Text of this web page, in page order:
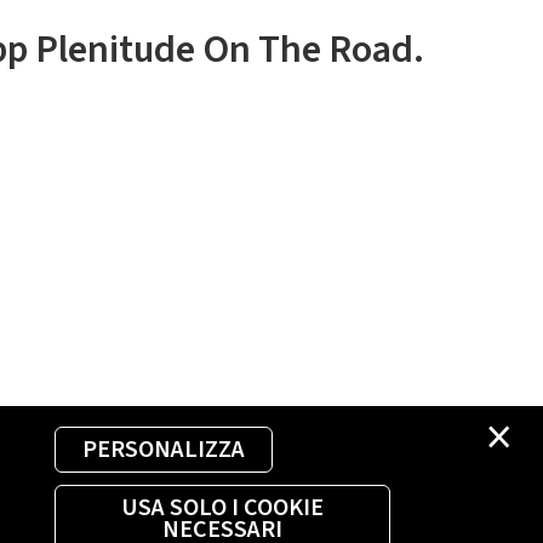
×
PERSONALIZZA
USA SOLO I COOKIE
NECESSARI
Plenitude On The Road.